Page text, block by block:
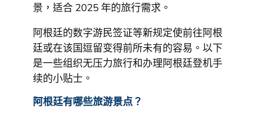
景，适合 2025 年的旅行需求。
阿根廷的数字游民签证等新规定使前往阿根
廷或在该国逗留变得前所未有的容易。以下
是一些组织无压力旅行和办理阿根廷登机手
续的小贴士。
阿根廷有哪些旅游景点？